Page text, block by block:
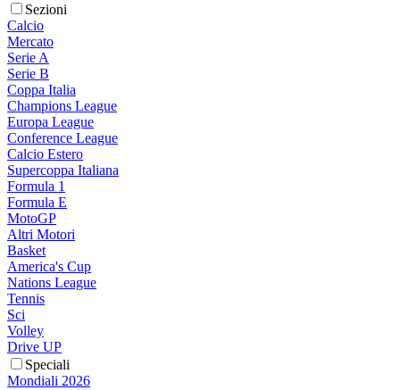
Sezioni
Calcio
Mercato
Serie A
Serie B
Coppa Italia
Champions League
Europa League
Conference League
Calcio Estero
Supercoppa Italiana
Formula 1
Formula E
MotoGP
Altri Motori
Basket
America's Cup
Nations League
Tennis
Sci
Volley
Drive UP
Speciali
Mondiali 2026